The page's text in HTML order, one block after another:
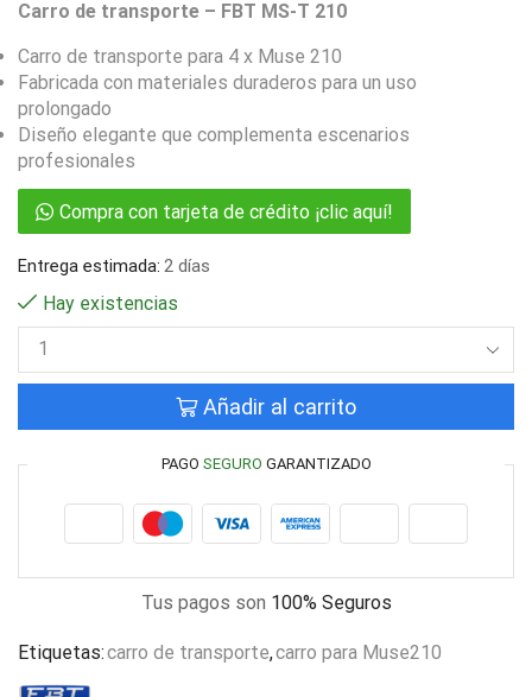
Carro de transporte – FBT MS-T 210
Carro de transporte para 4 x Muse 210
Fabricada con materiales duraderos para un uso
prolongado
Diseño elegante que complementa escenarios
profesionales
Compra con tarjeta de crédito ¡clic aquí!
Entrega estimada: 2 días
Hay existencias
Añadir al carrito
PAGO SEGURO GARANTIZADO
Tus pagos son 100% Seguros
Etiquetas:carro de transporte,carro para Muse210